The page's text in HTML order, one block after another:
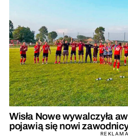
Wisła Nowe wywalczyła
pojawią się nowi
REKLAMA